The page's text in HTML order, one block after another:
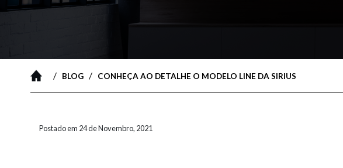
/ BLOG / CONHEÇA AO DETALHE O MODELO LINE DA SIRIUS
Postado em 24 de Novembro, 2021